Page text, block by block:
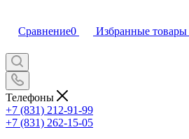
Сравнение0 Избранные товары
Телефоны
+7 (831) 212-91-99
+7 (831) 262-15-05